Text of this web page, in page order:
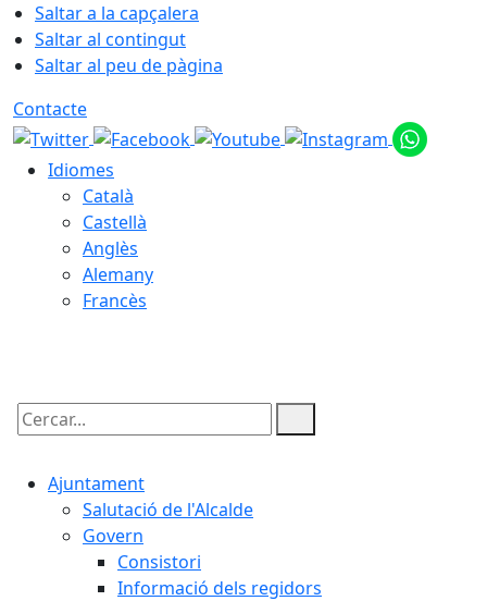
Saltar a la capçalera
Saltar al contingut
Saltar al peu de pàgina
Contacte
Idiomes
Català
Castellà
Anglès
Alemany
Francès
Cercar:
Ajuntament
Salutació de l'Alcalde
Govern
Consistori
Informació dels regidors